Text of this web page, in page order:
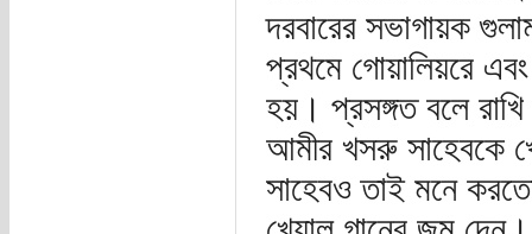
দরবারের সভাগায়ক
প্রথমে গোয়ালিয়রে
হয়। প্রসঙ্গত বলে
আমীর খসরু সাহেবকে
সাহেবও তাই মনে